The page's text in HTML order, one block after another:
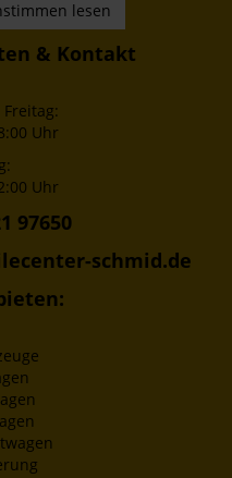
lesen
& Kontakt
Uhr
Uhr
97650
schmid.de